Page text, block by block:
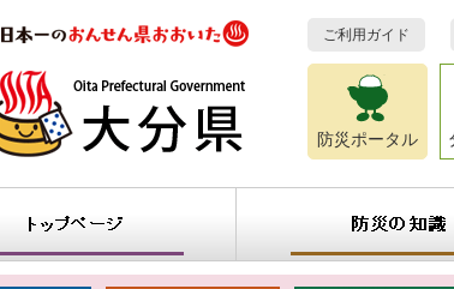
ご利用ガイド
防災ポータル
知